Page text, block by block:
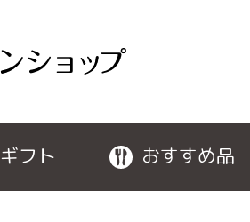
ギフト おすすめ品